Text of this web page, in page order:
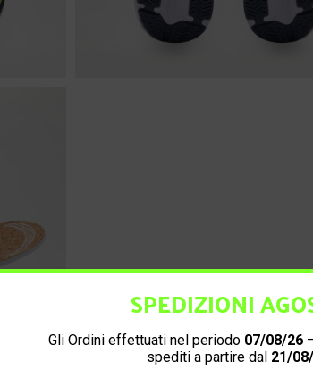
SPEDIZIONI
Gli Ordini effettuati nel periodo 07/08/26
spediti a partire dal 21/